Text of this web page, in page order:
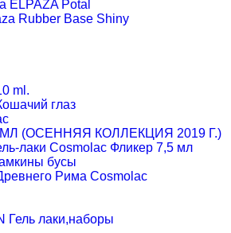
ELPAZA Potal
Rubber Base Shiny
ml.
глаз
МЛ (ОСЕННЯЯ КОЛЛЕКЦИЯ 2019 Г.)
лаки Cosmolac Фликер 7,5 мл
бусы
Рима Cosmolac
Гель лаки,наборы